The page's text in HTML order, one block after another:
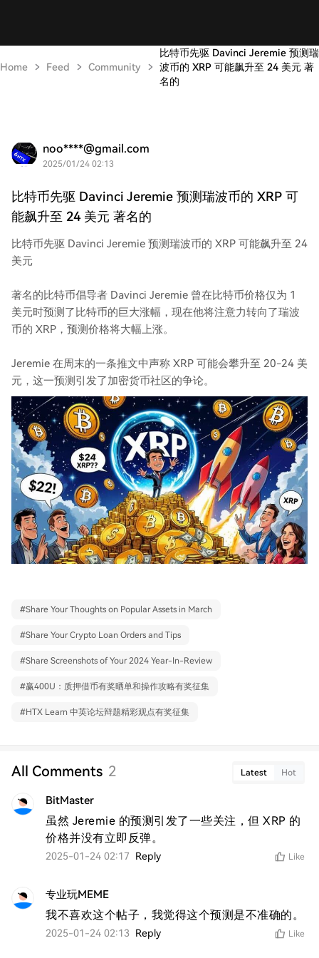
Home Feed Community
比特币先驱 Davinci Jeremie 预测瑞
波币的 XRP 可能飙升至 24 美元 著
名的
noo****@gmail.com
2025/01/24 02:13
比特币先驱 Davinci Jeremie 预测瑞波币的 XRP 可
能飙升至 24 美元 著名的
比特币先驱 Davinci Jeremie 预测瑞波币的 XRP 可能飙升至 24
美元
著名的比特币倡导者 Davinci Jeremie 曾在比特币价格仅为 1
美元时预测了比特币的巨大涨幅，现在他将注意力转向了瑞波
币的 XRP，预测价格将大幅上涨。
Jeremie 在周末的一条推文中声称 XRP 可能会攀升至 20-24 美
元，这一预测引发了加密货币社区的争论。
#Share Your Thoughts on Popular Assets in March
#Share Your Crypto Loan Orders and Tips
#Share Screenshots of Your 2024 Year-In-Review
#赢400U：质押借币有奖晒单和操作攻略有奖征集
#HTX Learn 中英论坛辩题精彩观点有奖征集
All Comments 2 Latest Hot
BitMaster
虽然 Jeremie 的预测引发了一些关注，但 XRP 的
价格并没有立即反弹。
2025-01-24 02:17 Reply Like
专业玩MEME
我不喜欢这个帖子，我觉得这个预测是不准确的。
2025-01-24 02:13 Reply Like